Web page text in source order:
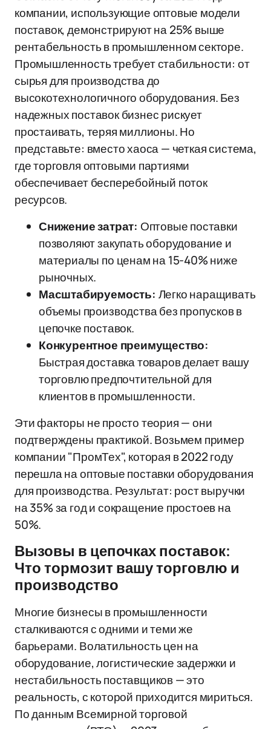
компании, использующие оптовые модели
поставок, демонстрируют на 25% выше
рентабельность в промышленном секторе.
Промышленность требует стабильности: от
сырья для производства до
высокотехнологичного оборудования. Без
надежных поставок бизнес рискует
простаивать, теряя миллионы. Но
представьте: вместо хаоса — четкая система,
где торговля оптовыми партиями
обеспечивает бесперебойный поток
ресурсов.
Снижение затрат: Оптовые поставки
позволяют закупать оборудование и
материалы по ценам на 15-40% ниже
рыночных.
Масштабируемость: Легко наращивать
объемы производства без пропусков в
цепочке поставок.
Конкурентное преимущество:
Быстрая доставка товаров делает вашу
торговлю предпочтительной для
клиентов в промышленности.
Эти факторы не просто теория — они
подтверждены практикой. Возьмем пример
компании "ПромТех", которая в 2022 году
перешла на оптовые поставки оборудования
для производства. Результат: рост выручки
на 35% за год и сокращение простоев на
50%.
Вызовы в цепочках поставок:
Что тормозит вашу торговлю и
производство
Многие бизнесы в промышленности
сталкиваются с одними и теми же
барьерами. Волатильность цен на
оборудование, логистические задержки и
нестабильность поставщиков — это
реальность, с которой приходится мириться.
По данным Всемирной торговой